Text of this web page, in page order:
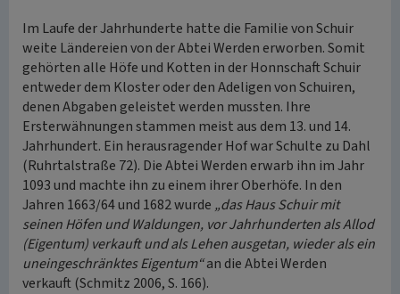
Im Laufe der Jahrhunderte hatte die Familie von Schuir
weite Ländereien von der Abtei Werden erworben. Somit
gehörten alle Höfe und Kotten in der Honnschaft Schuir
entweder dem Kloster oder den Adeligen von Schuiren,
denen Abgaben geleistet werden mussten. Ihre
Ersterwähnungen stammen meist aus dem 13. und 14.
Jahrhundert. Ein herausragender Hof war Schulte zu Dahl
(Ruhrtalstraße 72). Die Abtei Werden erwarb ihn im Jahr
1093 und machte ihn zu einem ihrer Oberhöfe. In den
Jahren 1663/64 und 1682 wurde „das Haus Schuir mit
seinen Höfen und Waldungen, vor Jahrhunderten als Allod
(Eigentum) verkauft und als Lehen ausgetan, wieder als ein
uneingeschränktes Eigentum“an die Abtei Werden
verkauft (Schmitz 2006, S. 166).